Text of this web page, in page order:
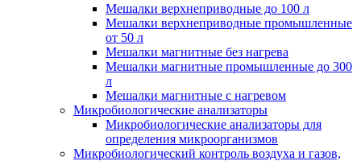
Мешалки верхнеприводные до 100 л
Мешалки верхнеприводные промышленные
от 50 л
Мешалки магнитные без нагрева
Мешалки магнитные промышленные до 300
л
Мешалки магнитные с нагревом
Микробиологические анализаторы
Микробиологические анализаторы для
определения микроорганизмов
Микробиологический контроль воздуха и газов,